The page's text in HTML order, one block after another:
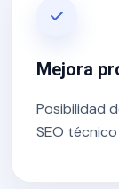
Mejora
Posibilidad
SEO